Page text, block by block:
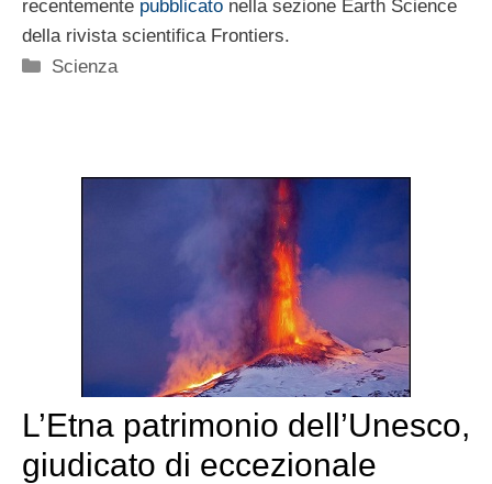
recentemente pubblicato nella sezione Earth Science
della rivista scientifica Frontiers.
Categorie
Scienza
L’Etna patrimonio dell’Unesco,
giudicato di eccezionale